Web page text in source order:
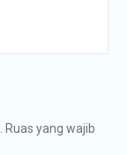
Ruas yang wajib